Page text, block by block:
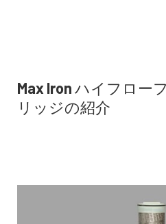
Max Iron ハイフロー
リッジの紹介